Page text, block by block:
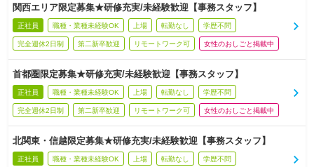
関西エリア限定募集★研修充実/未経験歓迎【事務スタッフ】
正社員 職種・業種未経験OK 上場 転勤なし 学歴不問
完全週休2日制 第二新卒歓迎 リモートワーク可 女性のおしごと掲載中
首都圏限定募集★研修充実/未経験歓迎【事務スタッフ】
正社員 職種・業種未経験OK 上場 転勤なし 学歴不問
完全週休2日制 第二新卒歓迎 リモートワーク可 女性のおしごと掲載中
北関東・信越限定募集★研修充実/未経験歓迎【事務スタッフ】
正社員 職種・業種未経験OK 上場 転勤なし 学歴不問